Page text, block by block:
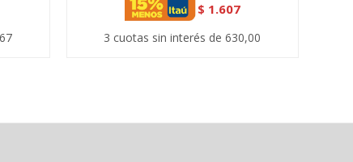
$ 1.607
3 cuotas sin interés de 630,00